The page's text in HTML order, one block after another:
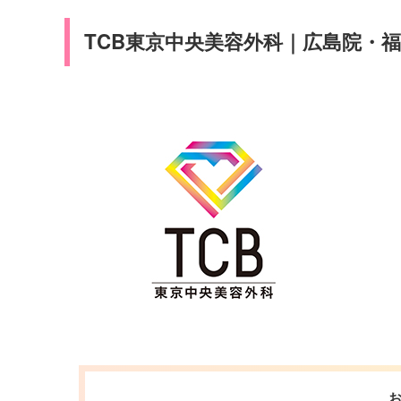
TCB東京中央美容外科｜広島院・